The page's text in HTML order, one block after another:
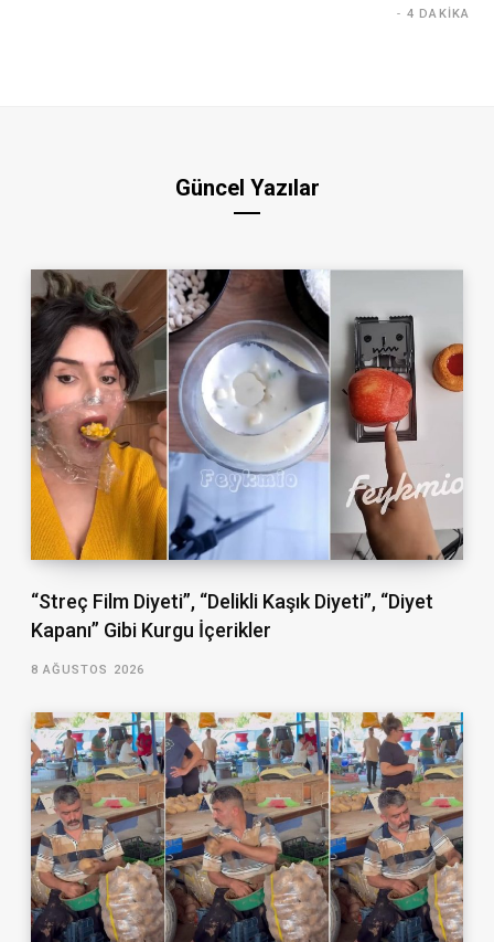
4 DAKIKA
Güncel Yazılar
“Streç Film Diyeti”, “Delikli Kaşık Diyeti”, “Diyet
Kapanı” Gibi Kurgu İçerikler
8 AĞUSTOS 2026